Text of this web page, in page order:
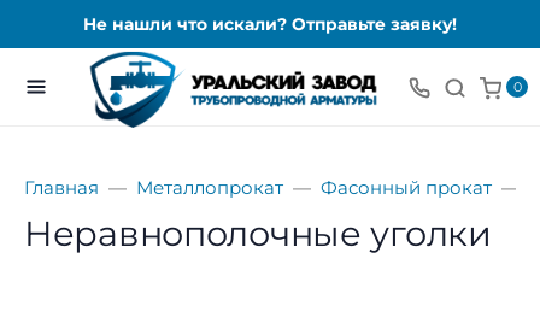
Не нашли что искали? Отправьте заявку!
0
Главная Металлопрокат Фасонный прокат
Неравнополочные уголки